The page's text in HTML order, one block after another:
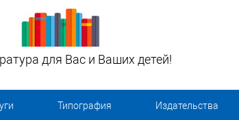
для Вас и Ваших детей!
Типография Издательства